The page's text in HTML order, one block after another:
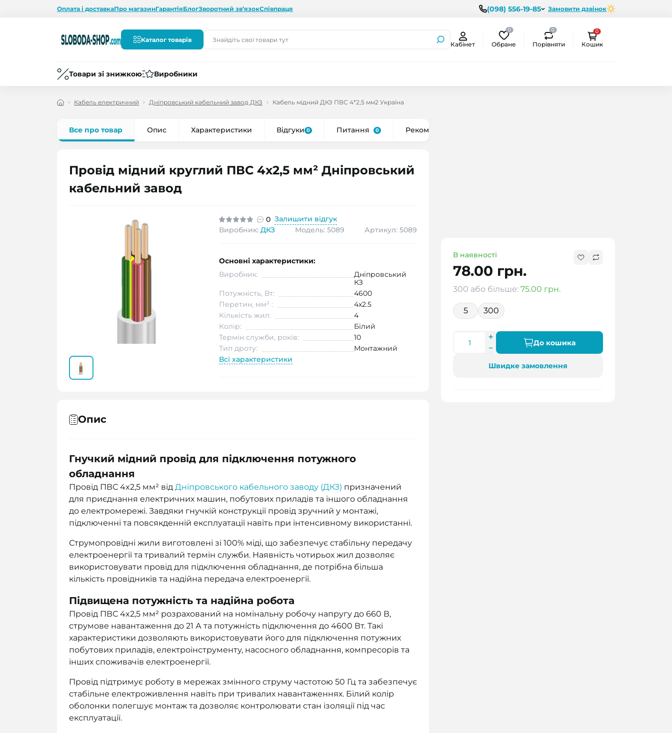
Оплата і доставкаПро магазинГарантіяБлогЗворотний зв’язокСпівпраця (098) 556-19-85 Замовити дзвінок
Каталог товарів
Кабінет
0
Обране
0
Порівняти
0
Кошик
Товари зі знижкою Виробники
Кабель електричний Дніпровський кабельний завод ДКЗ Кабель мідний ДКЗ ПВС 4*2,5 мм2 Україна
Все про товар Опис Характеристики Відгуки 0 Питання 0 Рекомендуємо
Провід мідний круглий ПВС 4x2,5 мм² Дніпровський
кабельний завод
0 Залишити відгук
Виробник: ДКЗ Модель: 5089 Артикул: 5089
В наявності
78.00 грн.
300 або більше: 75.00 грн.
5 300
До кошика
Швидке замовлення
Основні характеристики:
Виробник:
Дніпровський
КЗ
Потужність, Вт:
4600
Перетин, мм² :
4x2.5
Кількість жил:
4
Колір:
Білий
Термін служби, років:
10
Тип дроту:
Монтажний
Всі характеристики
Опис
Гнучкий мідний провід для підключення потужного
обладнання
Провід ПВС 4x2,5 мм² від Дніпровського кабельного заводу (ДКЗ) призначений
для приєднання електричних машин, побутових приладів та іншого обладнання
до електромережі. Завдяки гнучкій конструкції провід зручний у монтажі,
підключенні та повсякденній експлуатації навіть при інтенсивному використанні.
Струмопровідні жили виготовлені зі 100% міді, що забезпечує стабільну передачу
електроенергії та тривалий термін служби. Наявність чотирьох жил дозволяє
використовувати провід для підключення обладнання, де потрібна більша
кількість провідників та надійна передача електроенергії.
Підвищена потужність та надійна робота
Провід ПВС 4x2,5 мм² розрахований на номінальну робочу напругу до 660 В,
струмове навантаження до 21 А та потужність підключення до 4600 Вт. Такі
характеристики дозволяють використовувати його для підключення потужних
побутових приладів, електроінструменту, насосного обладнання, компресорів та
інших споживачів електроенергії.
Провід підтримує роботу в мережах змінного струму частотою 50 Гц та забезпечує
стабільне електроживлення навіть при тривалих навантаженнях. Білий колір
оболонки полегшує монтаж та дозволяє контролювати стан ізоляції під час
експлуатації.